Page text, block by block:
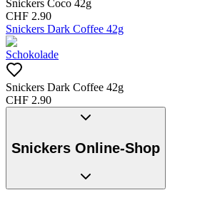
Snickers Coco 42g
CHF 2.90
Snickers Dark Coffee 42g
Schokolade
Snickers Dark Coffee 42g
CHF 2.90
Snickers Online-Shop